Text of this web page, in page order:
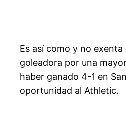
Es así como y no
goleadora por una
haber ganado 4-1 en
oportunidad al Athletic.